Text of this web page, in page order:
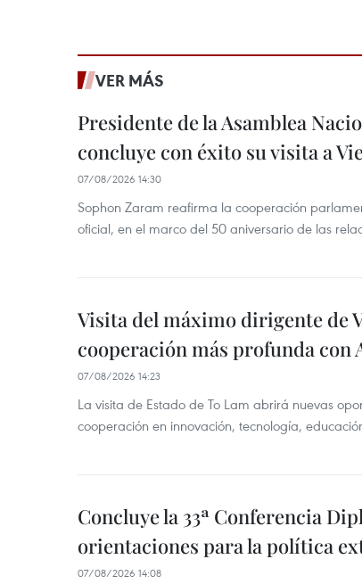
VER MÁS
Presidente de la Asamblea
concluye con éxito su visita a
07/08/2026 14:30
Sophon Zaram reafirma la cooperación
oficial, en el marco del 50 aniversario de las
Visita del máximo dirigente de
cooperación más profunda con
07/08/2026 14:23
La visita de Estado de To Lam abrirá nuevas
cooperación en innovación, tecnología,
Concluye la 33ª Conferencia
orientaciones para la política
07/08/2026 14:08